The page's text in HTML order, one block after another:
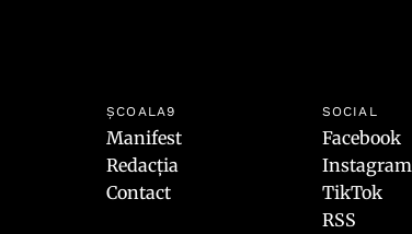
ȘCOALA9
Manifest
Redacția
Contact
SOCIAL
Facebook
Instagram
TikTok
RSS